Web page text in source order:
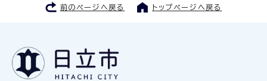
前のページへ戻る トップページへ戻る